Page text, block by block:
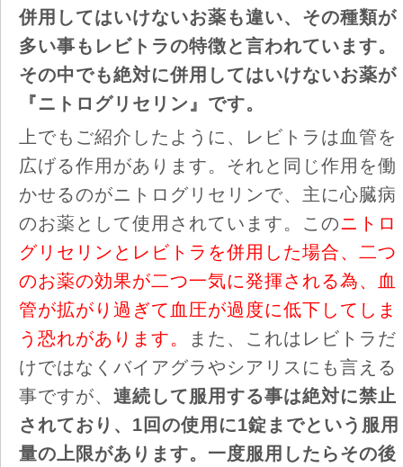
併用してはいけないお薬も違い、その種類が
多い事もレビトラの特徴と言われています。
その中でも絶対に併用してはいけないお薬が
『ニトログリセリン』です。
上でもご紹介したように、レビトラは血管を
広げる作用があります。それと同じ作用を働
かせるのがニトログリセリンで、主に心臓病
のお薬として使用されています。このニトロ
グリセリンとレビトラを併用した場合、二つ
のお薬の効果が二つ一気に発揮される為、血
管が拡がり過ぎて血圧が過度に低下してしま
う恐れがあります。
また、これはレビトラだ
けではなくバイアグラやシアリスにも言える
事ですが、 連続して服用する事は絶対に禁止
されており、1回の使用に1錠までという服用
量の上限があります。一度服用したらその後